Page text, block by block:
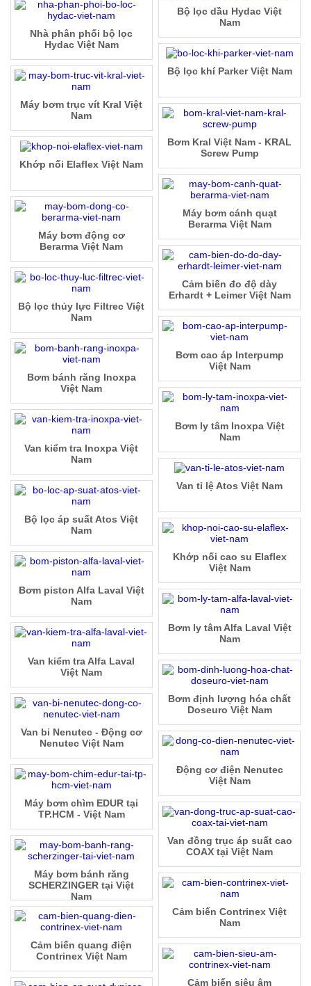
Bộ lọc dầu Hydac Việt
Nam
Nhà phân phối bộ lọc
Hydac Việt Nam
Bộ lọc khí Parker Việt Nam
Máy bơm trục vít Kral Việt
Nam
Bơm Kral Việt Nam - KRAL
Screw Pump
Khớp nối Elaflex Việt Nam
Máy bơm cánh quạt
Berarma Việt Nam
Máy bơm động cơ
Berarma Việt Nam
Cảm biến đo độ dày
Erhardt + Leimer Việt Nam
Bộ lọc thủy lực Filtrec Việt
Nam
Bơm cao áp Interpump
Việt Nam
Bơm bánh răng Inoxpa
Việt Nam
Bơm ly tâm Inoxpa Việt
Nam
Van kiểm tra Inoxpa Việt
Nam
Van tỉ lệ Atos Việt Nam
Bộ lọc áp suất Atos Việt
Nam
Khớp nối cao su Elaflex
Việt Nam
Bơm piston Alfa Laval Việt
Nam
Bơm ly tâm Alfa Laval Việt
Nam
Van kiểm tra Alfa Laval
Việt Nam
Bơm định lượng hóa chất
Doseuro Việt Nam
Van bi Nenutec - Động cơ
Nenutec Việt Nam
Động cơ điện Nenutec
Việt Nam
Máy bơm chìm EDUR tại
TP.HCM - Việt Nam
Van đồng trục áp suất cao
COAX tại Việt Nam
Máy bơm bánh răng
SCHERZINGER tại Việt
Nam
Cảm biến Contrinex Việt
Nam
Cảm biến quang điện
Contrinex Việt Nam
Cảm biến siêu âm